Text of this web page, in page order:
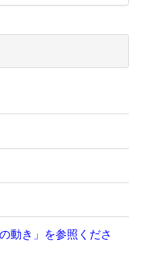
動き」を参照くださ